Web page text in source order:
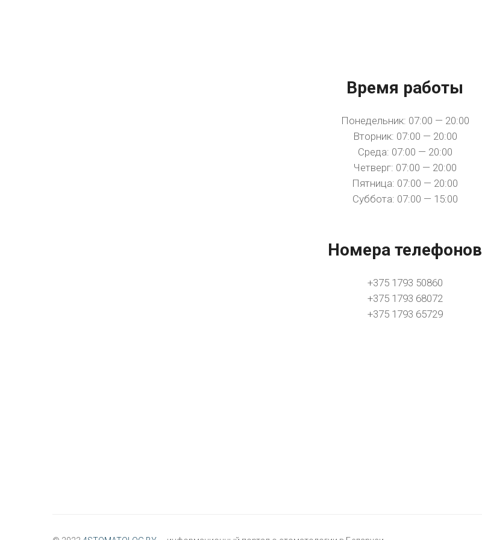
Время работы
Понедельник: 07:00 — 20:00
Вторник: 07:00 — 20:00
Среда: 07:00 — 20:00
Четверг: 07:00 — 20:00
Пятница: 07:00 — 20:00
Суббота: 07:00 — 15:00
Номера телефонов
+375 1793 50860
+375 1793 68072
+375 1793 65729